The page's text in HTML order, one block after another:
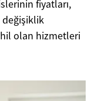
fiyatları,
değişiklik
olan hizmetleri